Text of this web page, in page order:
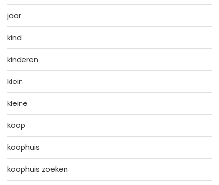
jaar
kind
kinderen
klein
kleine
koop
koophuis
koophuis zoeken